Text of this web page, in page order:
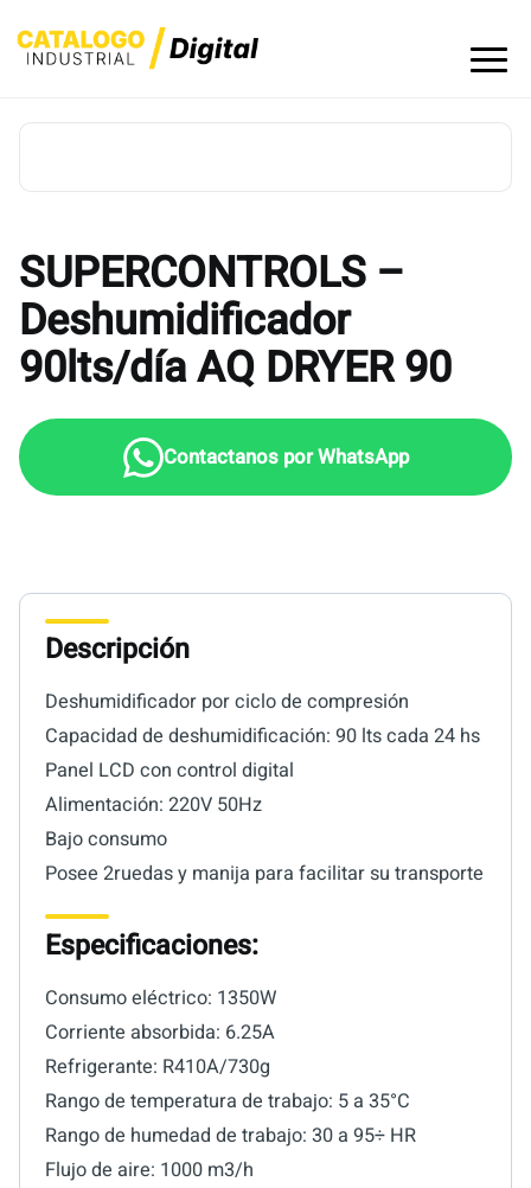
to
SUPERCONTROLS –
Deshumidificador
90lts/día AQ DRYER 90
Descripción
Deshumidificador por ciclo de compresión
Capacidad de deshumidificación: 90 lts cada 24 hs
Panel LCD con control digital
Alimentación: 220V 50Hz
Bajo consumo
Posee 2ruedas y manija para facilitar su transporte
Especificaciones:
Consumo eléctrico: 1350W
Corriente absorbida: 6.25A
Refrigerante: R410A/730g
Rango de temperatura de trabajo: 5 a 35°C
Rango de humedad de trabajo: 30 a 95÷ HR
Flujo de aire: 1000 m3/h